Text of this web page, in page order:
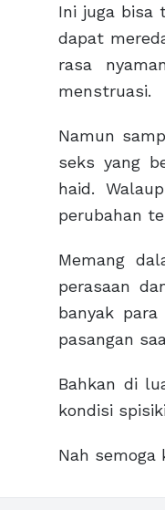
Ini juga bisa
dapat
rasa
menstruasi.
Namun
seks yang
haid.
perubahan
Memang
perasaan
banyak
pasangan
Bahkan di
kondisi
Nah